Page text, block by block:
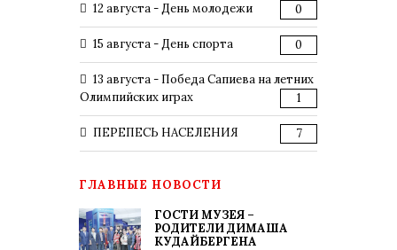
12 августа - День молодежи 0
15 августа - День спорта 0
13 августа - Победа Сапиева на летних
Олимпийских играх
1
ПЕРЕПЕСЬ НАСЕЛЕНИЯ 7
ГЛАВНЫЕ НОВОСТИ
ГОСТИ МУЗЕЯ –
РОДИТЕЛИ ДИМАША
КУДАЙБЕРГЕНА